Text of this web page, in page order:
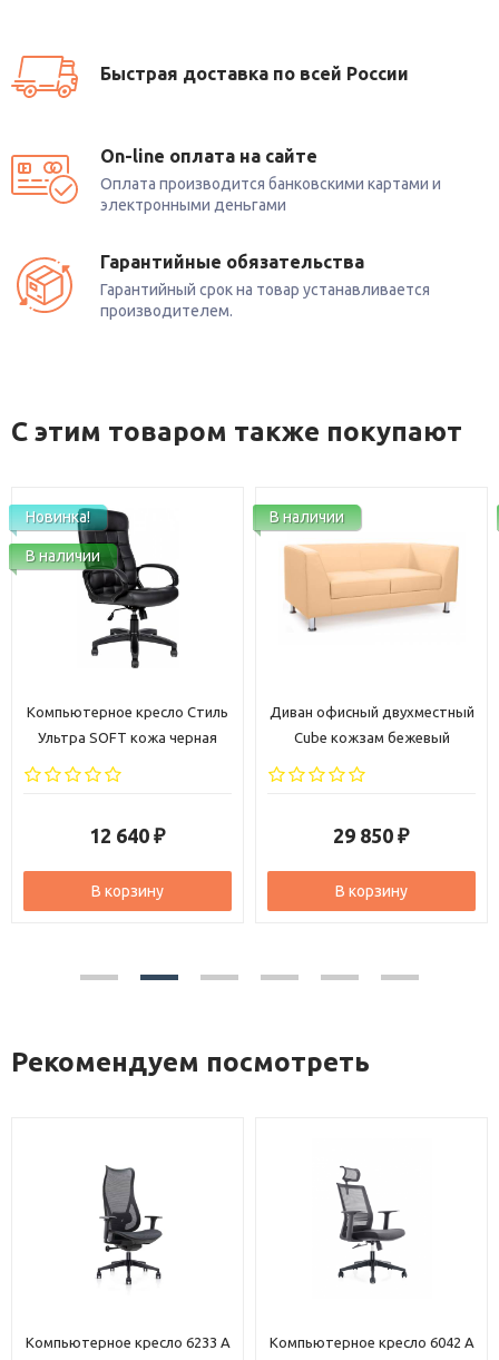
Быстрая доставка по всей России
On-line оплата на сайте
Оплата производится банковскими картами и
электронными деньгами
Гарантийные обязательства
Гарантийный срок на товар устанавливается
производителем.
С этим товаром также покупают
Новинка!
В наличии
Компьютерное кресло Стиль
Ультра SOFT кожа черная
12 640 ₽
В корзину
В наличии
Диван офисный двухместный
Cube кожзам бежевый
29 850 ₽
В корзину
Рекомендуем посмотреть
Компьютерное кресло 6233 A
Компьютерное кресло 6042 A